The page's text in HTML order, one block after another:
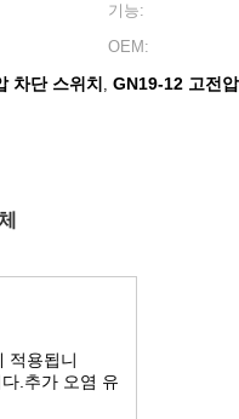
기능:
OEM:
차단 스위치 , GN19-12 고전
적용됩니
.추가 오염 유